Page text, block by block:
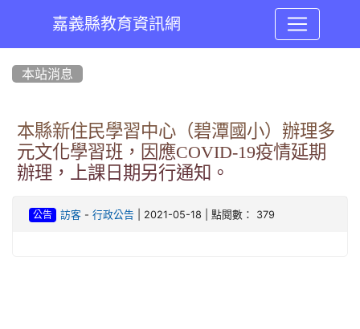
嘉義縣教育資訊網
本站消息
本縣新住民學習中心（碧潭國小）辦理多
元文化學習班，因應COVID-19疫情延期
辦理，上課日期另行通知。
公告 訪客- 行政公告 | 2021-05-18 | 點閱數： 379